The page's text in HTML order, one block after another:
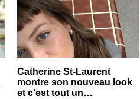
Catherine St-Laurent
montre son nouveau look
et c’est tout un